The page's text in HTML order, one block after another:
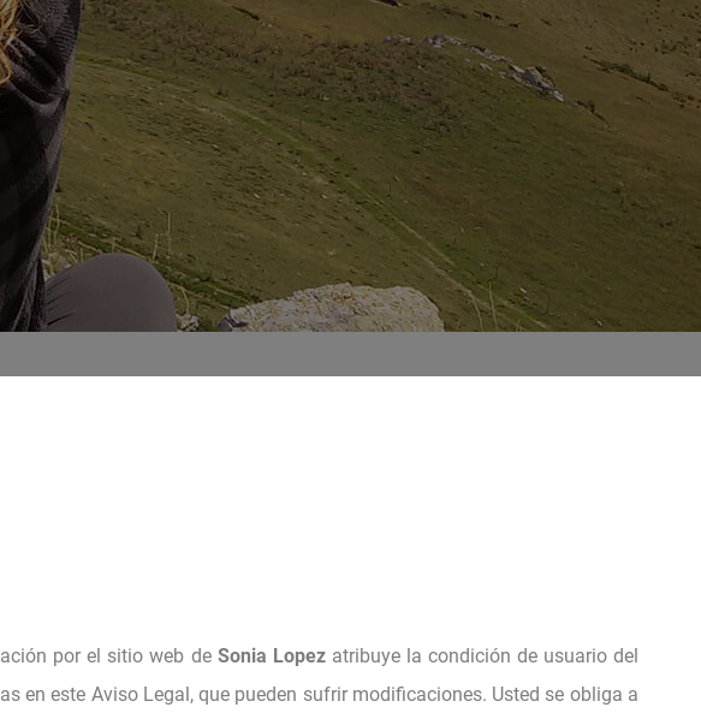
por el sitio web de Sonia Lopezatribuye la condición de usuario del
en este Aviso Legal, que pueden sufrir modificaciones. Usted se obliga a